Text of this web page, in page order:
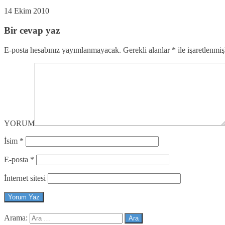
14 Ekim 2010
Bir cevap yaz
E-posta hesabınız yayımlanmayacak. Gerekli alanlar * ile
YORUM
İsim *
E-posta *
İnternet sitesi
Arama: